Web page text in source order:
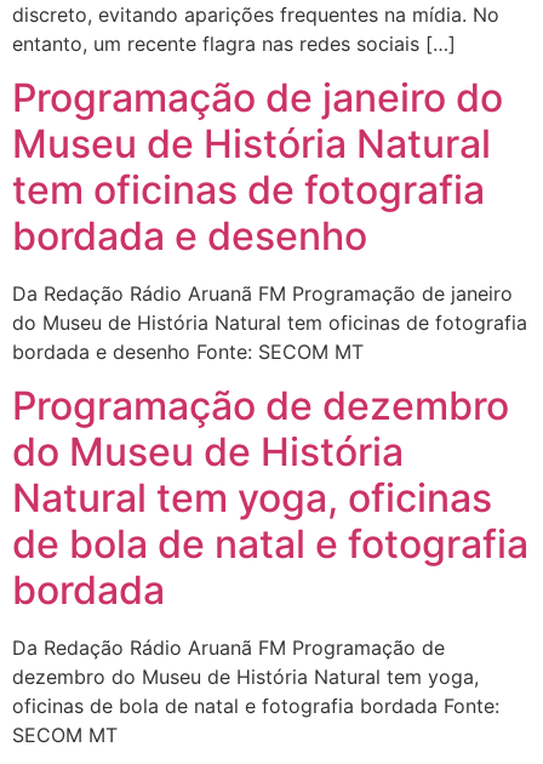
discreto, evitando aparições frequentes na mídia. No
entanto, um recente flagra nas redes sociais […]
Programação de janeiro do
Museu de História Natural
tem oficinas de fotografia
bordada e desenho
Da Redação Rádio Aruanã FM Programação de janeiro
do Museu de História Natural tem oficinas de fotografia
bordada e desenho Fonte: SECOM MT
Programação de dezembro
do Museu de História
Natural tem yoga, oficinas
de bola de natal e fotografia
bordada
Da Redação Rádio Aruanã FM Programação de
dezembro do Museu de História Natural tem yoga,
oficinas de bola de natal e fotografia bordada Fonte:
SECOM MT